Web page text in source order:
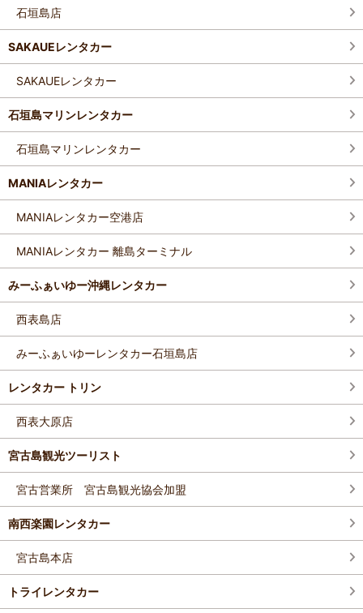
石垣島店
SAKAUEレンタカー
SAKAUEレンタカー
石垣島マリンレンタカー
石垣島マリンレンタカー
MANIAレンタカー
MANIAレンタカー空港店
MANIAレンタカー 離島ターミナル
みーふぁいゆー沖縄レンタカー
西表島店
みーふぁいゆーレンタカー石垣島店
レンタカー トリン
西表大原店
宮古島観光ツーリスト
宮古営業所 宮古島観光協会加盟
南西楽園レンタカー
宮古島本店
トライレンタカー